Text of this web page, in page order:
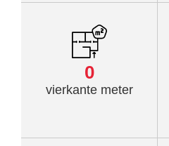
vierkante meter
0